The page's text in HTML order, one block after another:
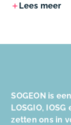
Lees meer
SOGEON is
LOSGIO,
zetten ons in